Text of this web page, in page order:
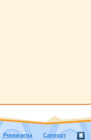
Реквизиты Саппорт